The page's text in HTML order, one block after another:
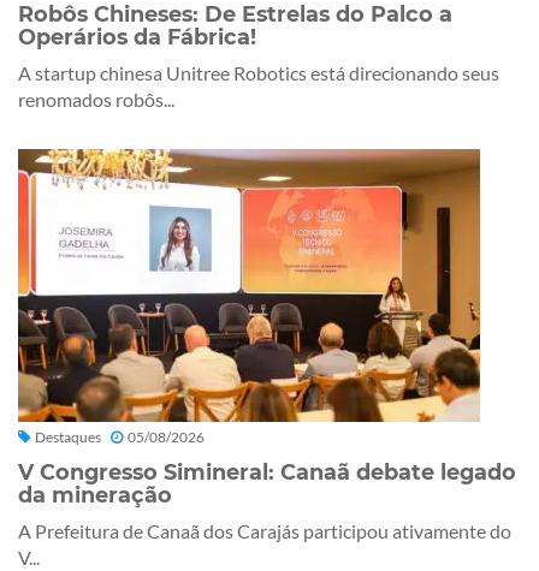
Robôs Chineses: De Estrelas do Palco a
Operários da Fábrica!
A startup chinesa Unitree Robotics está direcionando seus
renomados robôs...
Destaques 05/08/2026
V Congresso Simineral: Canaã debate legado
da mineração
A Prefeitura de Canaã dos Carajás participou ativamente do
V...